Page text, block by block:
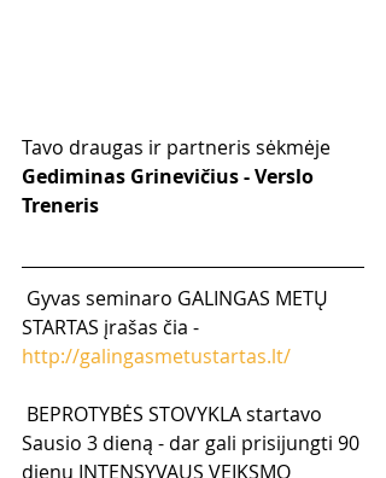
Tavo draugas ir partneris sėkmėje
Gediminas Grinevičius - Verslo
Treneris
STARTAS įrašas čia -
http://galingasmetustartas.lt/
Sausio 3 dieną - dar gali prisijungti 90
dienų INTENSYVAUS VEIKSMO